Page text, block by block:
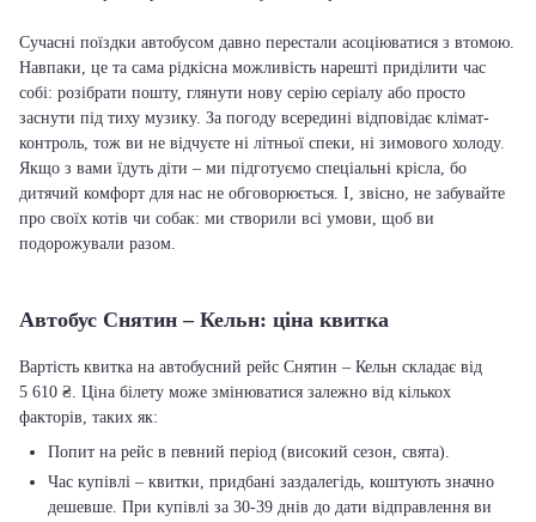
Сучасні поїздки автобусом давно перестали асоціюватися з втомою.
Навпаки, це та сама рідкісна можливість нарешті приділити час
собі: розібрати пошту, глянути нову серію серіалу або просто
заснути під тиху музику. За погоду всередині відповідає клімат-
контроль, тож ви не відчуєте ні літньої спеки, ні зимового холоду.
Якщо з вами їдуть діти – ми підготуємо спеціальні крісла, бо
дитячий комфорт для нас не обговорюється. І, звісно, не забувайте
про своїх котів чи собак: ми створили всі умови, щоб ви
подорожували разом.
Автобус Снятин – Кельн: ціна квитка
Вартість квитка на автобусний рейс Снятин – Кельн складає від
5 610 ₴. Ціна білету може змінюватися залежно від кількох
факторів, таких як:
Попит на рейс в певний період (високий сезон, свята).
Час купівлі – квитки, придбані заздалегідь, коштують значно
дешевше. При купівлі за 30-39 днів до дати відправлення ви